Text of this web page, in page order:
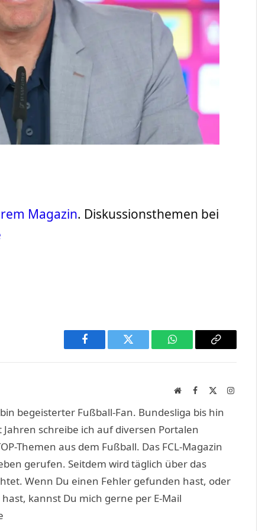
Magazin. Diskussionsthemen bei
Facebook Twitter WhatsAppCopy
WebsiteFacebook
begeisterter Fußball-Fan. Bundesliga bis hin
schreibe ich auf diversen Portalen
Themen aus dem Fußball. Das FCL-Magazin
gerufen. Seitdem wird täglich über das
Wenn Du einen Fehler gefunden hast, oder
kannst Du mich gerne per E-Mail